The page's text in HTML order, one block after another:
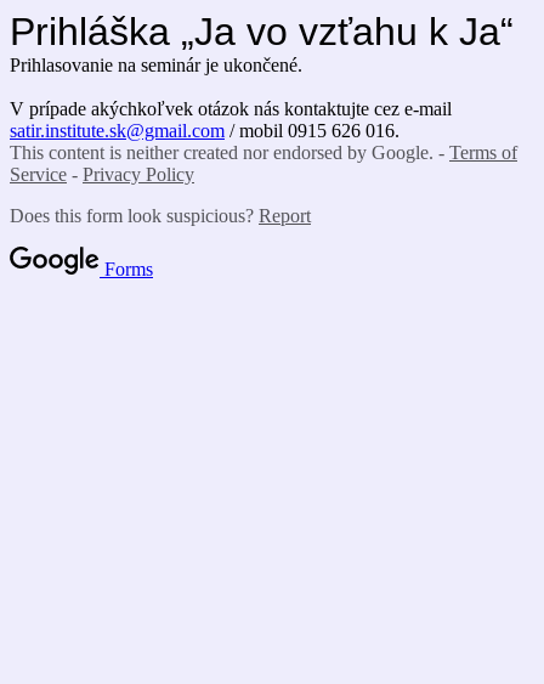
Prihláška „Ja vo vzťahu k Ja“
Prihlasovanie na seminár je ukončené.
V prípade akýchkoľvek otázok nás kontaktujte cez e-mail
satir.institute.sk@gmail.com / mobil 0915 626 016.
This content is neither created nor endorsed by Google. - Terms of
Service - Privacy Policy
Does this form look suspicious? Report
Forms